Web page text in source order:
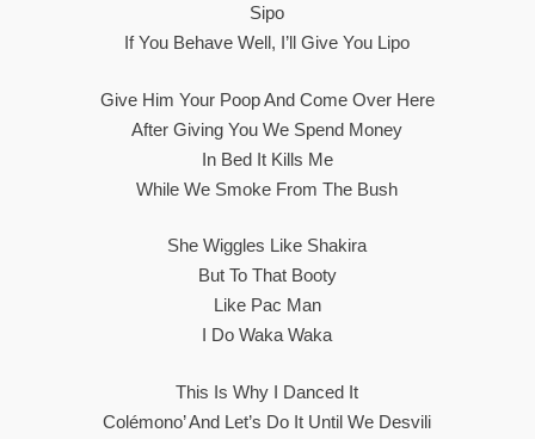
Sipo
If You Behave Well, I’ll Give You Lipo
Give Him Your Poop And Come Over Here
After Giving You We Spend Money
In Bed It Kills Me
While We Smoke From The Bush
She Wiggles Like Shakira
But To That Booty
Like Pac Man
I Do Waka Waka
This Is Why I Danced It
Colémono’ And Let’s Do It Until We Desvili